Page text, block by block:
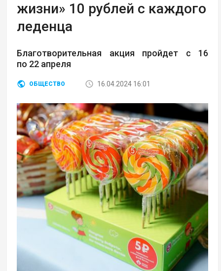
жизни» 10 рублей с каждого
леденца
Благотворительная акция пройдет с 16
по 22 апреля
ОБЩЕСТВО 16.04.2024 16:01